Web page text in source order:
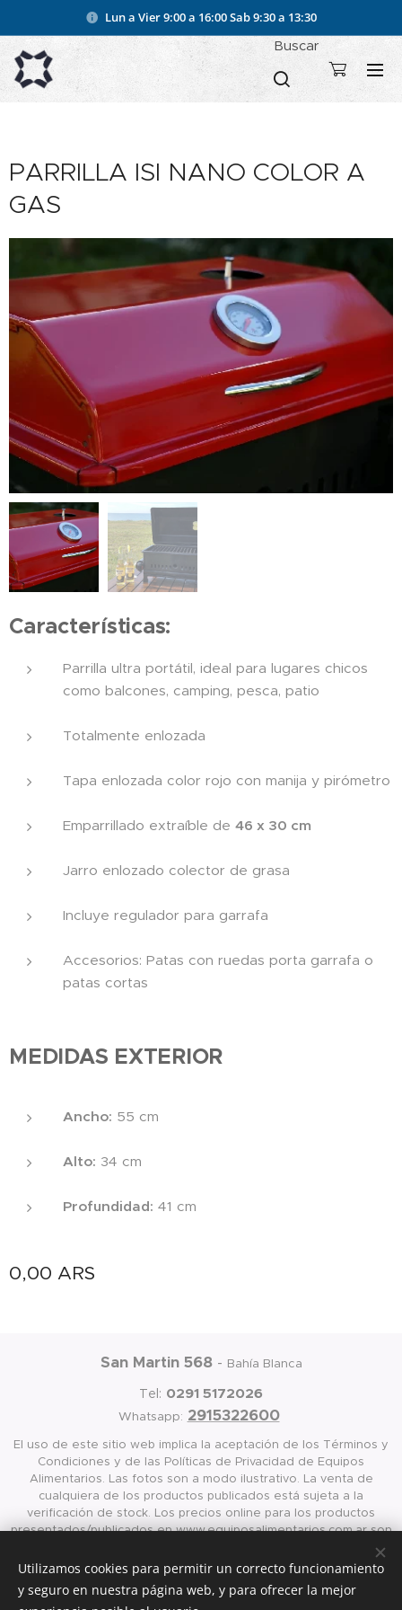
Lun a Vier 9:00 a 16:00Sab 9:30 a 13:30
Buscar
PARRILLA ISI NANO COLOR A
GAS
Características:
Parrilla ultra portátil, ideal para lugares chicos
como balcones, camping, pesca, patio
Totalmente enlozada
Tapa enlozada color rojo con manija y pirómetro
Emparrillado extraíble de 46 x 30 cm
Jarro enlozado colector de grasa
Incluye regulador para garrafa
Accesorios: Patas con ruedas porta garrafa o
patas cortas
MEDIDAS EXTERIOR
Ancho: 55 cm
Alto: 34 cm
Profundidad: 41 cm
0,00 ARS
San Martin 568- Bahía Blanca
Tel: 0291 5172026
Whatsapp: 2915322600
El uso de este sitio web implica la aceptación de los Términos y
Condiciones y de las Políticas de Privacidad de Equipos
Alimentarios. Las fotos son a modo ilustrativo. La venta de
cualquiera de los productos publicados está sujeta a la
verificación de stock. Los precios online para los productos
presentados/publicados en www.equiposalimentarios.com.ar son
válidos exclusivamente para la compra vía internet en las página
antes mencionada
Cookies
Utilizamos cookies para permitir un correcto funcionamiento
y seguro en nuestra página web, y para ofrecer la mejor